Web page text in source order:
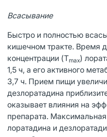
Всасывание
Быстро и полностью
кишечном тракте. Время
концентрации (Tmax)
1,5 ч, а его активного
3,7 ч. Прием пищи
дезлоратадина
оказывает влияния на
препарата.
лоратадина и